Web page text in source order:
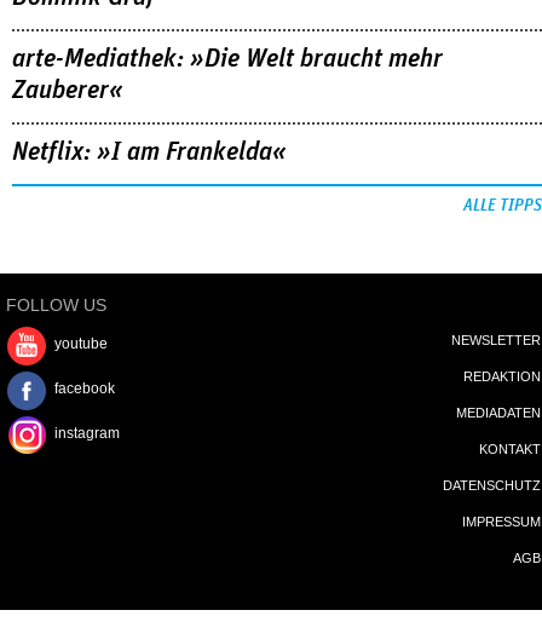
arte-Mediathek: »Die Welt braucht mehr
Zauberer«
Netflix: »I am Frankelda«
ALLE TIPPS
FOLLOW US
youtube
facebook
instagram
NEWSLETTER
REDAKTION
MEDIADATEN
KONTAKT
DATENSCHUTZ
IMPRESSUM
AGB